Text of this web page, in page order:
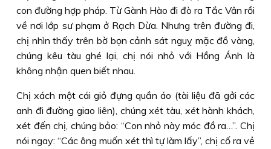
con đường hợp pháp. Từ Gành Hào đi đò ra Tắc Vân rồi
về nơi lớp sư phạm ở Rạch Dừa. Nhưng trên đường đi,
chị nhìn thấy trên bờ bọn cảnh sát nguỵ mặc đồ vàng,
chúng kêu tàu ghé lại, chị nói nhỏ với Hồng Ánh là
không nhận quen biết nhau.
Chị xách một cái giỏ đựng quần áo (tài liệu đã gởi các
anh đi đường giao liên), chúng xét tàu, xét hành khách,
xét đến chị, chúng bảo: “Con nhỏ này móc đồ ra…”. Chị
nói ngay: “Các ông muốn xét thì tự làm lấy”, chị cố ra vẻ